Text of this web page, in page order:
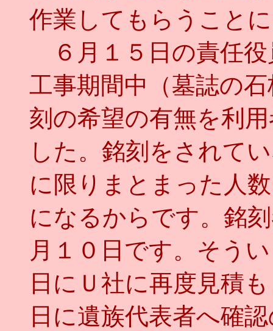
作業してもらうこと
６月１５日の責任役
工事期間中（墓誌の
刻の希望の有無を利
した。銘刻をされて
に限りまとまった人
になるからです。銘
月１０日です。そう
日にＵ社に再度見積
日に遺族代表者へ確